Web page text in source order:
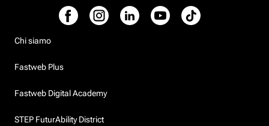
Chi siamo
Fastweb Plus
Fastweb Digital Academy
STEP FuturAbility District